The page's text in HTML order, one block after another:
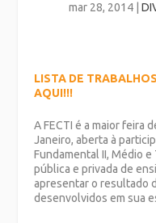
mar 28, 2014|
LISTA DE
AQUI!!!
A FECTI é a maior feira
Janeiro, aberta à
Fundamental II, Médio
pública e privada de
apresentar o resultado
desenvolvidos em sua